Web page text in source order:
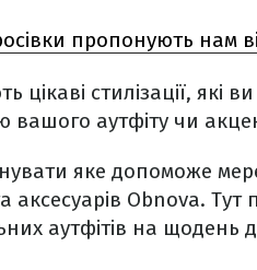
пропонують нам
цікаві стилізації, які
вашого аутфіту чи
яке допоможе
аксесуарів Obnova. Тут
аутфітів на щодень